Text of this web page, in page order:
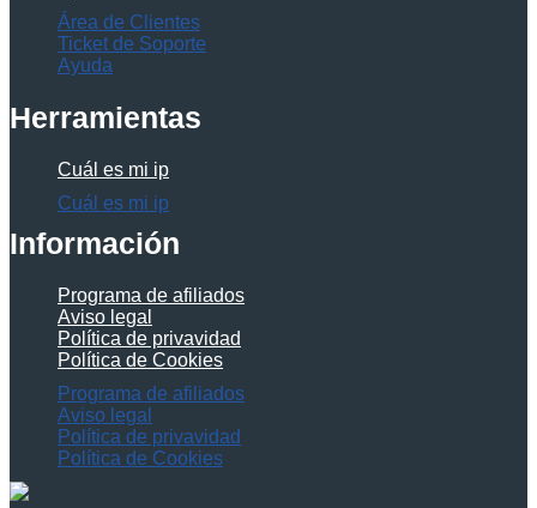
Área de Clientes
Ticket de Soporte
Ayuda
Herramientas
Cuál es mi ip
Cuál es mi ip
Información
Programa de afiliados
Aviso legal
Política de privavidad
Política de Cookies
Programa de afiliados
Aviso legal
Política de privavidad
Política de Cookies